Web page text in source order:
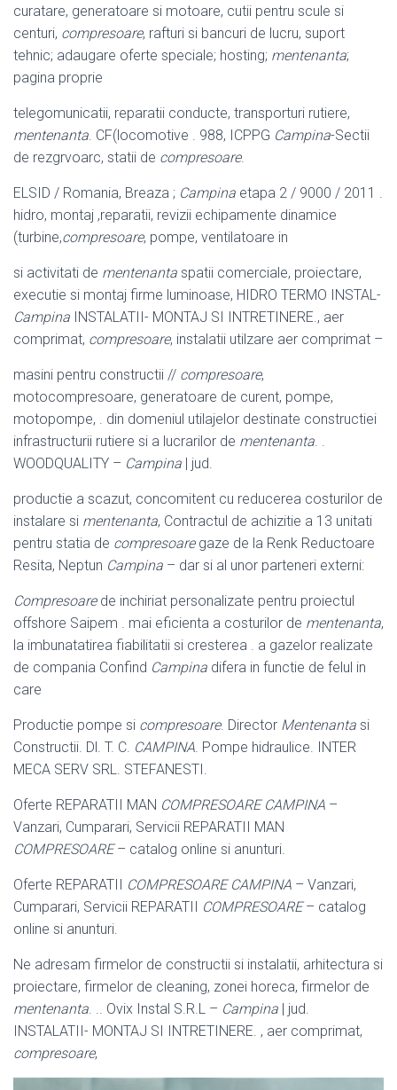
curatare, generatoare si motoare, cutii pentru scule si
centuri, compresoare, rafturi si bancuri de lucru, suport
tehnic; adaugare oferte speciale; hosting; mentenanta;
pagina proprie
telegomunicatii, reparatii conducte, transporturi rutiere,
mentenanta. CF(locomotive . 988, ICPPG Campina-Sectii
de rezgrvoarc, statii de compresoare.
ELSID / Romania, Breaza ; Campina etapa 2 / 9000 / 2011 .
hidro, montaj ,reparatii, revizii echipamente dinamice
(turbine,compresoare, pompe, ventilatoare in
si activitati de mentenanta spatii comerciale, proiectare,
executie si montaj firme luminoase, HIDRO TERMO INSTAL-
Campina INSTALATII- MONTAJ SI INTRETINERE., aer
comprimat, compresoare, instalatii utilzare aer comprimat –
masini pentru constructii // compresoare,
motocompresoare, generatoare de curent, pompe,
motopompe, . din domeniul utilajelor destinate constructiei
infrastructurii rutiere si a lucrarilor de mentenanta. .
WOODQUALITY – Campina | jud.
productie a scazut, concomitent cu reducerea costurilor de
instalare si mentenanta, Contractul de achizitie a 13 unitati
pentru statia de compresoaregaze de la Renk Reductoare
Resita, Neptun Campina – dar si al unor parteneri externi:
Compresoarede inchiriat personalizate pentru proiectul
offshore Saipem . mai eficienta a costurilor de mentenanta,
la imbunatatirea fiabilitatii si cresterea . a gazelor realizate
de compania Confind Campina difera in functie de felul in
care
Productie pompe si compresoare. Director Mentenanta si
Constructii. Dl. T. C. CAMPINA. Pompe hidraulice. INTER
MECA SERV SRL. STEFANESTI.
Oferte REPARATII MAN COMPRESOARE CAMPINA –
Vanzari, Cumparari, Servicii REPARATII MAN
COMPRESOARE– catalog online si anunturi.
Oferte REPARATII COMPRESOARE CAMPINA – Vanzari,
Cumparari, Servicii REPARATII COMPRESOARE– catalog
online si anunturi.
Ne adresam firmelor de constructii si instalatii, arhitectura si
proiectare, firmelor de cleaning, zonei horeca, firmelor de
mentenanta. .. Ovix Instal S.R.L – Campina | jud.
INSTALATII- MONTAJ SI INTRETINERE. , aer comprimat,
compresoare,